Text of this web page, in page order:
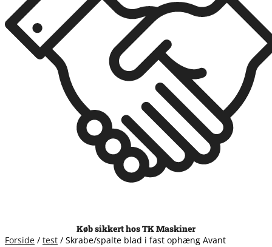
Køb sikkert hos TK Maskiner
Forside / test / Skrabe/spalte blad i fast ophæng Avant